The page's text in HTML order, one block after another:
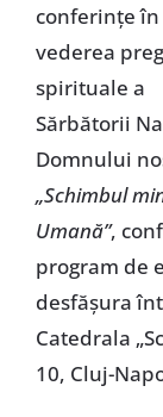
conferinţe în
vederea
spirituale a
Sărbătorii
Domnului
„Schimbul
Umană”,
program de
desfăşura
Catedrala
10, Cluj-